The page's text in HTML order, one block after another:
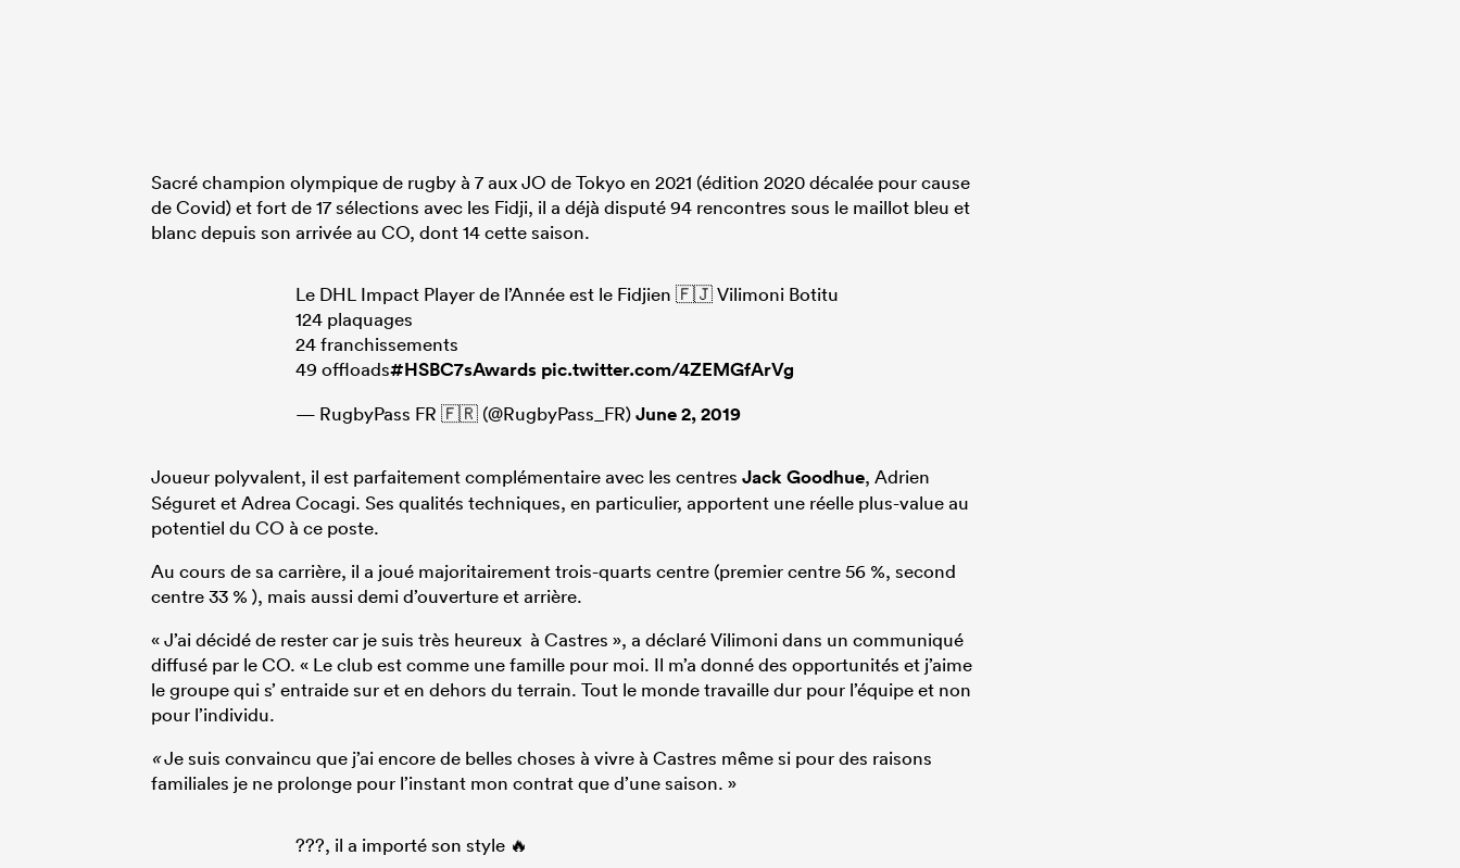
Sacré champion olympique de rugby à 7 aux JO de Tokyo en 2021 (édition 2020 décalée pour cause
de Covid) et fort de 17 sélections avec les Fidji, il a déjà disputé 94 rencontres sous le maillot bleu et
blanc depuis son arrivée au CO, dont 14 cette saison.
Le DHL Impact Player de l’Année est le Fidjien 🇫🇯 Vilimoni Botitu
124 plaquages
24 franchissements
49 offloads#HSBC7sAwards pic.twitter.com/4ZEMGfArVg
— RugbyPass FR 🇫🇷 (@RugbyPass_FR)June 2, 2019
Joueur polyvalent, il est parfaitement complémentaire avec les centres Jack Goodhue, Adrien
Séguret et Adrea Cocagi. Ses qualités techniques, en particulier, apportent une réelle plus-value au
potentiel du CO à ce poste.
Au cours de sa carrière, il a joué majoritairement trois-quarts centre (premier centre 56 %, second
centre 33 % ), mais aussi demi d’ouverture et arrière.
« J’ai décidé de rester car je suis très heureux à Castres », a déclaré Vilimoni dans un communiqué
diffusé par le CO. « Le club est comme une famille pour moi. Il m’a donné des opportunités et j’aime
le groupe qui s’ entraide sur et en dehors du terrain. Tout le monde travaille dur pour l’équipe et non
pour l’individu.
«Je suis convaincu que j’ai encore de belles choses à vivre à Castres même si pour des raisons
familiales je ne prolonge pour l’instant mon contrat que d’une saison. »
???, il a importé son style 🔥